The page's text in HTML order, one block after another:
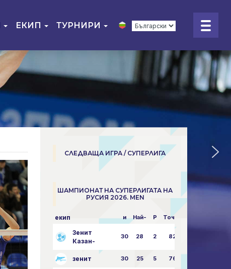
ЕКИП ТУРНИРИ
СЛЕДВАЩА ИГРА / СУПЕРЛИГА
ШАМПИОНАТ НА СУПЕРЛИГАТА НА
РУСИЯ 2026. MEN
екип и Най- P Точки
Зенит
Казан-
30 28 2 82
зенит 30 25 5 76